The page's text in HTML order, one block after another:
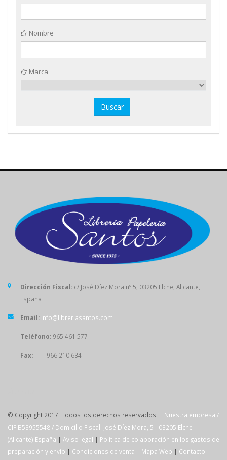
Nombre
Marca
Dirección Fiscal: c/ José Díez Mora nº 5, 03205 Elche, Alicante,
España
Email: info@libreriasantos.com
Teléfono: 965 461 577
Fax: 966 210 634
© Copyright 2017. Todos los derechos reservados. | Nuestra empresa /
CIF:B53955548 / Domicilio Fiscal: José Díez Mora, 5 - 03205 Elche
(Alicante) España | Aviso legal | Política de colaboración en los gastos de
preparación y envío | Condiciones de venta | Mapa Web | Contacto